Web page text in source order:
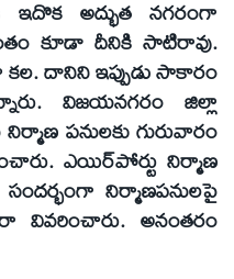
ఇదొక అద్భుత నగరంగా
కూడా దీనికి సాటిరావు.
కల. దానిని ఇప్పుడు సాకారం
విజయనగరం జిల్లా
పనులకు గురువారం
ఎయిర్‌పోర్టు నిర్మాణ
నిర్మాణపనులపై
వివరించారు. అనంతరం